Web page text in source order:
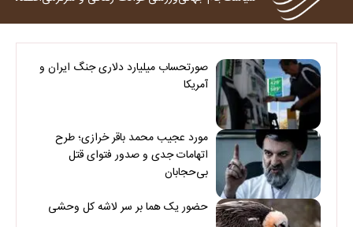
صورتحساب میلیارد دلاری جنگ ایران و
آمریکا
مورد عجیب محمد باقر خرازی؛ طرح
اتهامات جدی و صدور فتوای قتل
بی‌حجابان
حضور یک هما بر سر لاشه‌ کل وحشی